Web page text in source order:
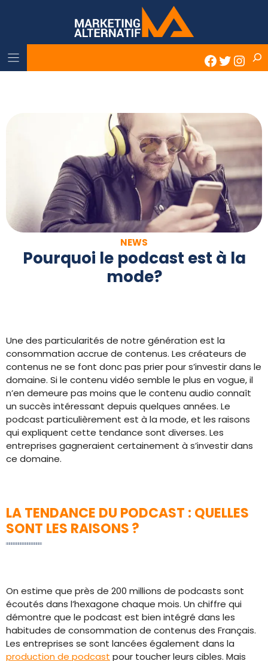
Twitter
NEWS
Pourquoi le podcast est à la
mode?
Une des particularités de notre génération est la
consommation accrue de contenus. Les créateurs de
contenus ne se font donc pas prier pour s’investir dans le
domaine. Si le contenu vidéo semble le plus en vogue, il
n’en demeure pas moins que le contenu audio connaît
un succès intéressant depuis quelques années. Le
podcast particulièrement est à la mode, et les raisons
qui expliquent cette tendance sont diverses. Les
entreprises gagneraient certainement à s’investir dans
ce domaine.
LA TENDANCE DU PODCAST : QUELLES
SONT LES RAISONS ?
On estime que près de 200 millions de podcasts sont
écoutés dans l’hexagone chaque mois. Un chiffre qui
démontre que le podcast est bien intégré dans les
habitudes de consommation de contenus des Français.
Les entreprises se sont lancées également dans la
production de podcast pour toucher leurs cibles. Mais